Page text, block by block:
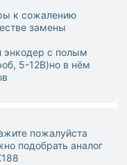
к сожалению
замены
энкодер с полым
5-12В)но в нём
пожалуйста
подобрать аналог